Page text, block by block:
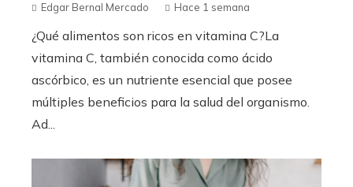
Edgar Bernal Mercado Hace 1 semana
¿Qué alimentos son ricos en vitamina C?La
vitamina C, también conocida como ácido
ascórbico, es un nutriente esencial que posee
múltiples beneficios para la salud del organismo.
Ad...